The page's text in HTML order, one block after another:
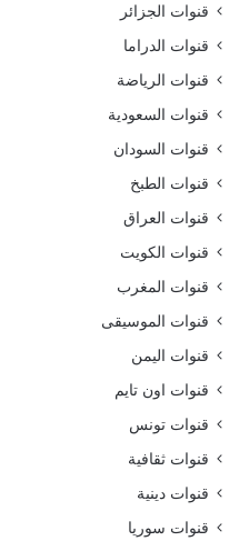
قنوات الجزائر
قنوات الدراما
قنوات الرياضة
قنوات السعودية
قنوات السودان
قنوات الطبخ
قنوات العراق
قنوات الكويت
قنوات المغرب
قنوات الموسيقى
قنوات اليمن
قنوات اون تايم
قنوات تونس
قنوات ثقافية
قنوات دينية
قنوات سوريا